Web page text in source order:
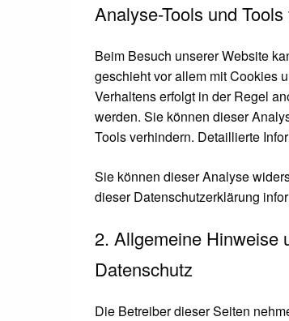
Analyse-Tools und
Beim Besuch unserer Website
geschieht vor allem mit Cookies
Verhaltens erfolgt in der Regel
werden. Sie können dieser
Tools verhindern. Detaillierte
Sie können dieser Analyse
dieser Datenschutzerklärung
2. Allgemeine Hinweise
Datenschutz
Die Betreiber dieser Seiten